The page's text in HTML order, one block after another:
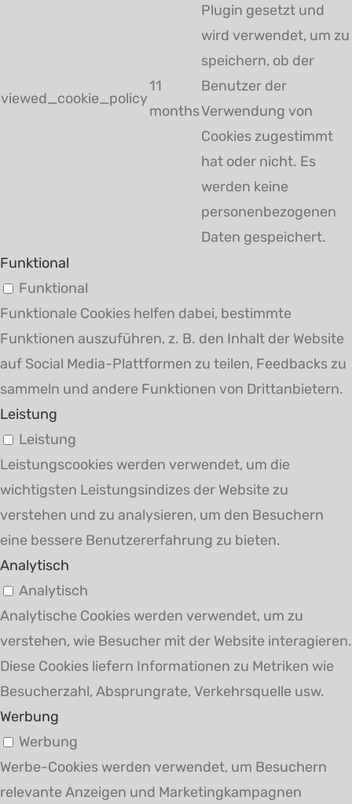
viewed_cookie_policy
11
months
Plugin gesetzt und
wird verwendet, um zu
speichern, ob der
Benutzer der
Verwendung von
Cookies zugestimmt
hat oder nicht. Es
werden keine
personenbezogenen
Daten gespeichert.
Funktional
Funktional
Funktionale Cookies helfen dabei, bestimmte
Funktionen auszuführen, z. B. den Inhalt der Website
auf Social Media-Plattformen zu teilen, Feedbacks zu
sammeln und andere Funktionen von Drittanbietern.
Leistung
Leistung
Leistungscookies werden verwendet, um die
wichtigsten Leistungsindizes der Website zu
verstehen und zu analysieren, um den Besuchern
eine bessere Benutzererfahrung zu bieten.
Analytisch
Analytisch
Analytische Cookies werden verwendet, um zu
verstehen, wie Besucher mit der Website interagieren.
Diese Cookies liefern Informationen zu Metriken wie
Besucherzahl, Absprungrate, Verkehrsquelle usw.
Werbung
Werbung
Werbe-Cookies werden verwendet, um Besuchern
relevante Anzeigen und Marketingkampagnen